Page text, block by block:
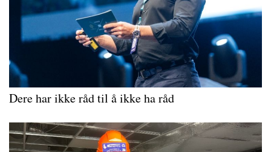
Dere har ikke råd til å ikke ha råd